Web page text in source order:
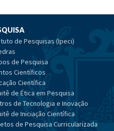
de Pesquisas (Ipeci)
de Pesquisa
Científicos
Científica
de Ética em Pesquisa
de Tecnologia e Inovação
de Iniciação Científica
de Pesquisa Curricularizada